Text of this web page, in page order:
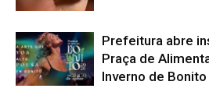
Prefeitura abre
Praça de
Inverno de